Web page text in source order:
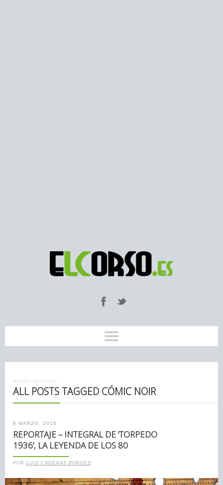
INICIO / NOTICIAS /
ALL POSTS TAGGED CÓMIC NOIR
8 MARZO, 2015
REPORTAJE – INTEGRAL DE ‘TORPEDO
1936’, LA LEYENDA DE LOS 80
POR LUIS CADENAS BORGES